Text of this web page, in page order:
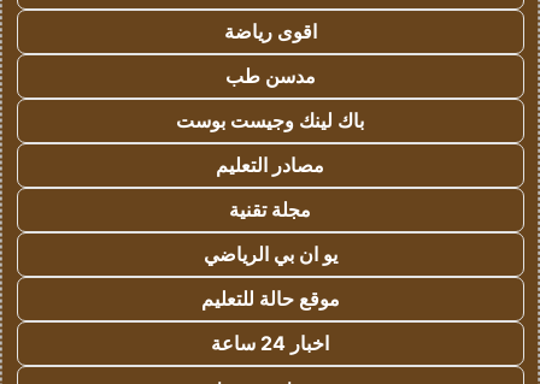
اقوى رياضة
مدسن طب
باك لينك وجيست بوست
مصادر التعليم
مجلة تقنية
يو ان بي الرياضي
موقع حالة للتعليم
اخبار 24 ساعة